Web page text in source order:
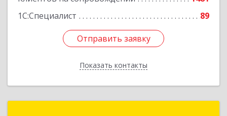
1С:Специалист
89
Отправить заявку
Показать контакты
Отправить заявку
Назад